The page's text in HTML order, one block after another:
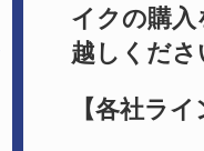
イクの購
越しくだ
【各社ラ